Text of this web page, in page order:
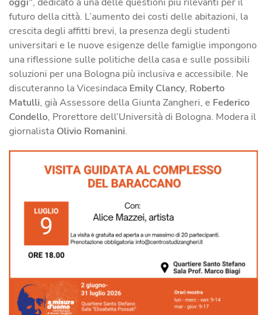
futuro della città. L’aumento dei costi delle abitazioni, la
crescita degli affitti brevi, la presenza degli studenti
universitari e le nuove esigenze delle famiglie impongono
una riflessione sulle politiche della casa e sulle possibili
soluzioni per una Bologna più inclusiva e accessibile. Ne
discuteranno la Vicesindaca Emily Clancy, Roberto
Matulli, già Assessore della Giunta Zangheri, e Federico
Condello, Prorettore dell’Università di Bologna. Modera il
giornalista Olivio Romanini.